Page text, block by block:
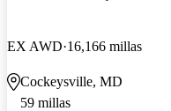
EX AWD 16,166 millas
Cockeysville, MD
59 millas